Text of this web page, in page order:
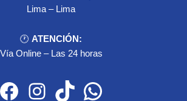
Lima – Lima
🕐 ATENCIÓN:
Vía Online – Las 24 horas
Facebook Instagram TikTok WhatsApp